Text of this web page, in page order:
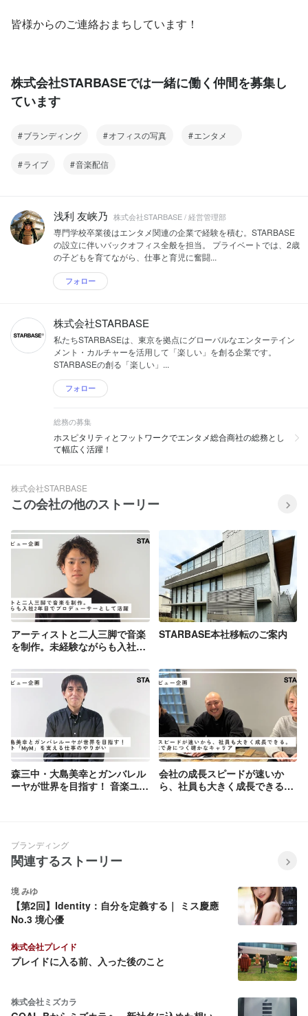
皆様からのご連絡おまちしています！
株式会社STARBASEでは一緒に働く仲間を募集し
ています
ブランディング オフィスの写真 エンタメ
ライブ 音楽配信
浅利 友峡乃 株式会社STARBASE / 経営管理部
専門学校卒業後はエンタメ関連の企業で経験を積む。STARBASE
の設立に伴いバックオフィス全般を担当。 プライベートでは、2歳
の子どもを育てながら、仕事と育児に奮闘...
フォロー
株式会社STARBASE
私たちSTARBASEは、東京を拠点にグローバルなエンターテイン
メント・カルチャーを活用して「楽しい」を創る企業です。
STARBASEの創る「楽しい」...
フォロー
総務の募集
ホスピタリティとフットワークでエンタメ総合商社の総務とし
て幅広く活躍！
株式会社STARBASE
この会社の他のストーリー
アーティストと二人三脚で音楽
を制作。未経験ながらも入社2
躍【スタッフインタビュー
Vol.3】
STARBASE本社移転のご案内
森三中・大島美幸とガンバレル
ーヤが世界を目指す！ 音楽ユニ
会社の成長スピードが速いか
ら、社員も大きく成長できる。
ブランディング
関連するストーリー
境 みゆ
【第2回】Identity：自分を定義する｜ ミス慶應
No.3 境心優
株式会社プレイド
プレイドに入る前、入った後のこと
株式会社ミズカラ